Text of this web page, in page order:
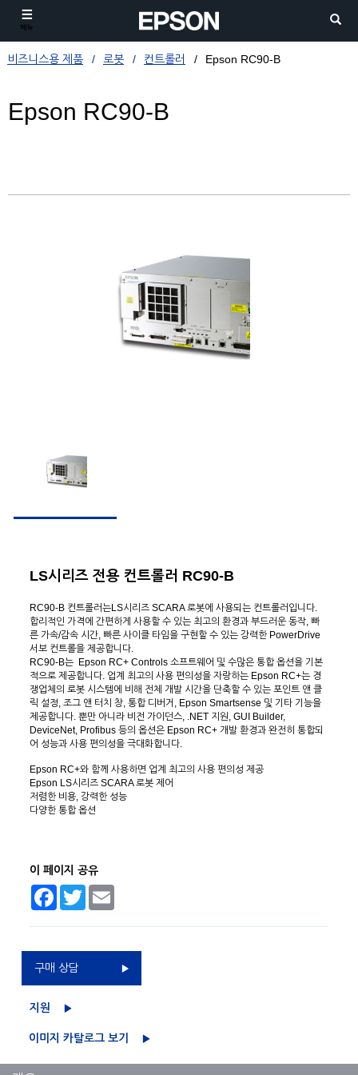
메뉴
비즈니스용 제품 로봇 컨트롤러 Epson RC90-B
Epson RC90-B
LS시리즈 전용 컨트롤러 RC90-B
RC90-B 컨트롤러는LS시리즈 SCARA 로봇에 사용되는 컨트롤러입니다.
합리적인 가격에 간편하게 사용할 수 있는 최고의 환경과 부드러운 동작, 빠
른 가속/감속 시간, 빠른 사이클 타임을 구현할 수 있는 강력한 PowerDrive
서보 컨트롤을 제공합니다.
RC90-B는 Epson RC+ Controls 소프트웨어 및 수많은 통합 옵션을 기본
적으로 제공합니다. 업계 최고의 사용 편의성을 자랑하는 Epson RC+는 경
쟁업체의 로봇 시스템에 비해 전체 개발 시간을 단축할 수 있는 포인트 앤 클
릭 설정, 조그 앤 터치 창, 통합 디버거, Epson Smartsense 및 기타 기능을
제공합니다. 뿐만 아니라 비전 가이던스, .NET 지원, GUI Builder,
DeviceNet, Profibus 등의 옵션은 Epson RC+ 개발 환경과 완전히 통합되
어 성능과 사용 편의성을 극대화합니다.
Epson RC+와 함께 사용하면 업계 최고의 사용 편의성 제공
Epson LS시리즈 SCARA 로봇 제어
저렴한 비용, 강력한 성능
다양한 통합 옵션
이 페이지 공유
Facebook
Twitter
구매 상담
지원
이미지 카탈로그 보기